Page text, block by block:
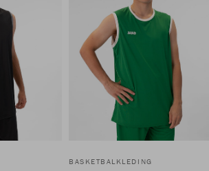
BASKETBALKLEDING